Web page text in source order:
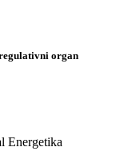
organ
Energetika